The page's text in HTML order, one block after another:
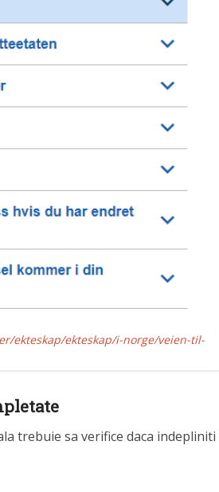
ekteskap/ekteskap/i-norge/veien-til-
trebuie sa verifice daca indepliniti